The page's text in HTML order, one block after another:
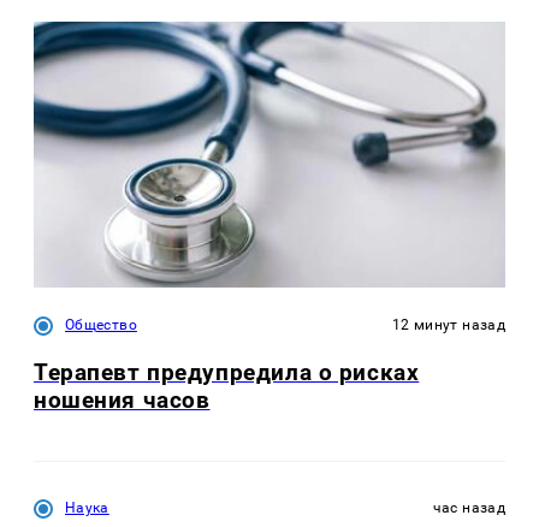
Общество 12 минут назад
Терапевт предупредила о рисках
ношения часов
Наука час назад